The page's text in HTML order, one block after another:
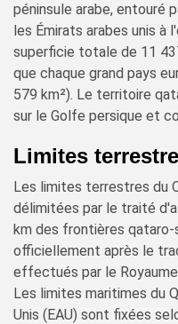
péninsule arabe, entouré
les Émirats arabes unis à
superficie totale de 11
que chaque grand pays
579 km²). Le territoire
sur le Golfe persique et
Limites
Les limites terrestres du
délimitées par le traité
km des frontières qataro-
officiellement après le
effectués par le
Les limites maritimes du
Unis (EAU) sont fixées